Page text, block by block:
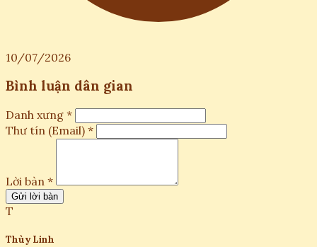
10/07/2026
Bình luận dân gian
Danh xưng *
Thư tín (Email) *
Lời bàn *
Gửi lời bàn
T
Thùy Linh